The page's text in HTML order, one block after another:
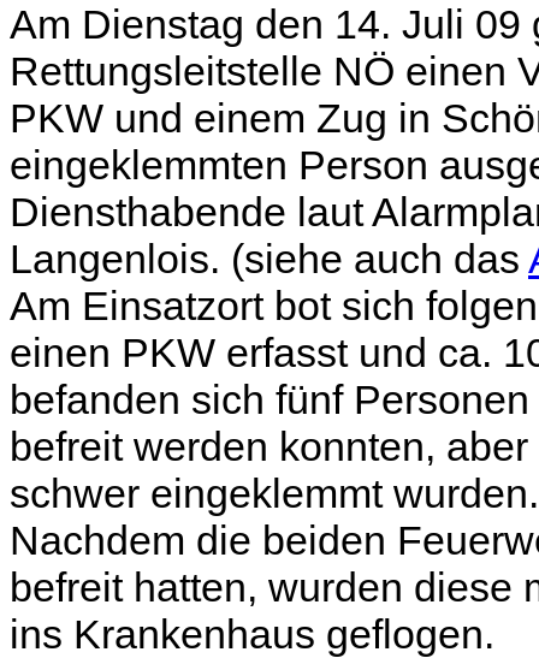
Am Dienstag den 14. Juli
Rettungsleitstelle NÖ einen
PKW und einem Zug in
eingeklemmten Person
Diensthabende laut
Langenlois. (siehe auch das
Am Einsatzort bot sich
einen PKW erfasst und ca.
befanden sich fünf
befreit werden konnten,
schwer eingeklemmt wurden.
Nachdem die beiden
befreit hatten, wurden diese
ins Krankenhaus geflogen.